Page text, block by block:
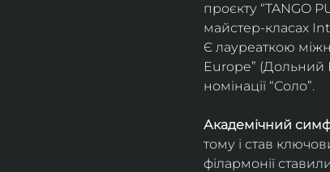
проєкту “TANGO
майстер-класах
Є лауреаткою
Europe” (Дольний
номінації “Соло”.
Академічний
тому і став
філармонії